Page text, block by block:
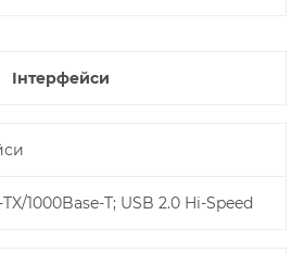
Інтерфейси
1000Base-T; USB 2.0 Hi-Speed